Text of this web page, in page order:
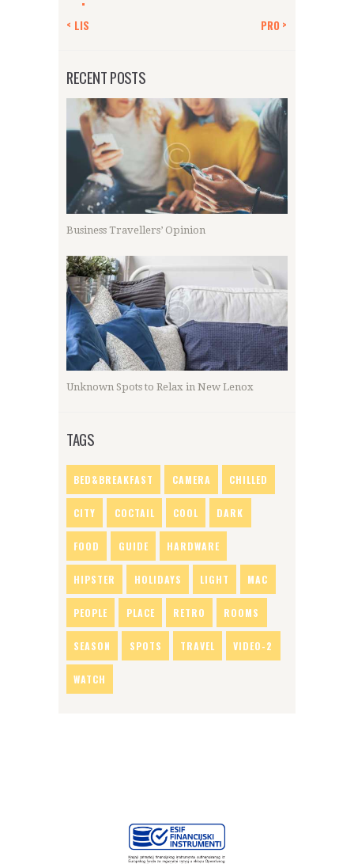
« LIS PRO »
RECENT POSTS
Business Travellers’ Opinion
Unknown Spots to Relax in New Lenox
TAGS
BED&BREAKFAST CAMERA CHILLED
CITY COCTAIL COOL DARK
FOOD GUIDE HARDWARE
HIPSTER HOLIDAYS LIGHT MAC
PEOPLE PLACE RETRO ROOMS
SEASON SPOTS TRAVEL VIDEO-2
WATCH